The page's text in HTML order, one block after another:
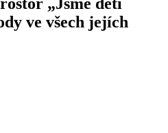
ve všech jejích